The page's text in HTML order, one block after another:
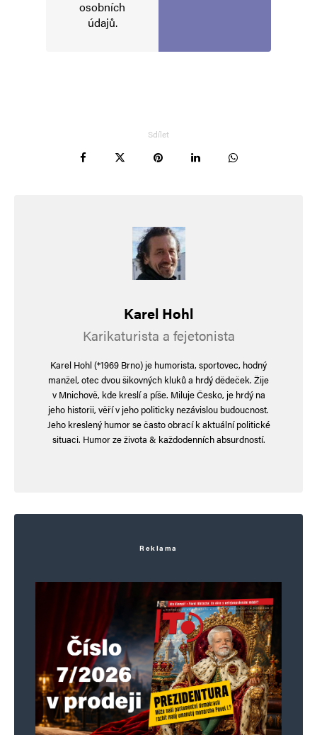
osobních
údajů.
Sdílet
Karel Hohl
Karikaturista a fejetonista
Karel Hohl (*1969 Brno) je humorista, sportovec, hodný
manžel, otec dvou šikovných kluků a hrdý dědeček. Žije
v Mnichově, kde kreslí a píše. Miluje Česko, je hrdý na
jeho historii, věří v jeho politicky nezávislou budoucnost.
Jeho kreslený humor se často obrací k aktuální politické
situaci. Humor ze života & každodenních absurdností.
Reklama